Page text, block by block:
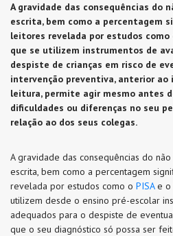
A gravidade das consequências do
escrita, bem como a percentagem
leitores revelada por estudos como
que se utilizem instrumentos de
despiste de crianças em risco de
intervenção preventiva, anterior ao
leitura, permite agir mesmo antes
dificuldades ou diferenças no seu
relação ao dos seus colegas.
A gravidade das consequências do
escrita, bem como a percentagem
revelada por estudos como o PISAe o
utilizem desde o ensino pré-escolar
adequados para o despiste de
que o seu diagnóstico só possa ser